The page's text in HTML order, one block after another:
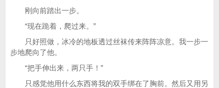
刚向前踏出一步。
“现在跪着，爬过来。”
只好照做，冰冷的地板透过丝袜传来阵阵凉意。我一步一
步地爬向了他。
“把手伸出来，两只手！”
只感觉他用什么东西将我的双手绑在了胸前。然后又用另